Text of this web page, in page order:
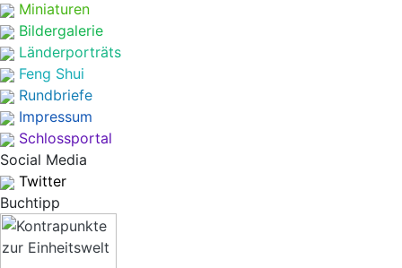
Miniaturen
Bildergalerie
Länderporträts
Feng Shui
Rundbriefe
Impressum
Schlossportal
Social Media
Twitter
Buchtipp